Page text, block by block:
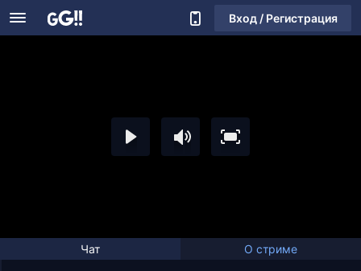
Вход / Регистрация
Чат О стриме